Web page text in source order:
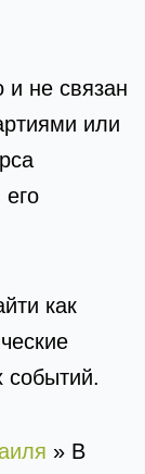
и не связан
или
как
событий.
» В